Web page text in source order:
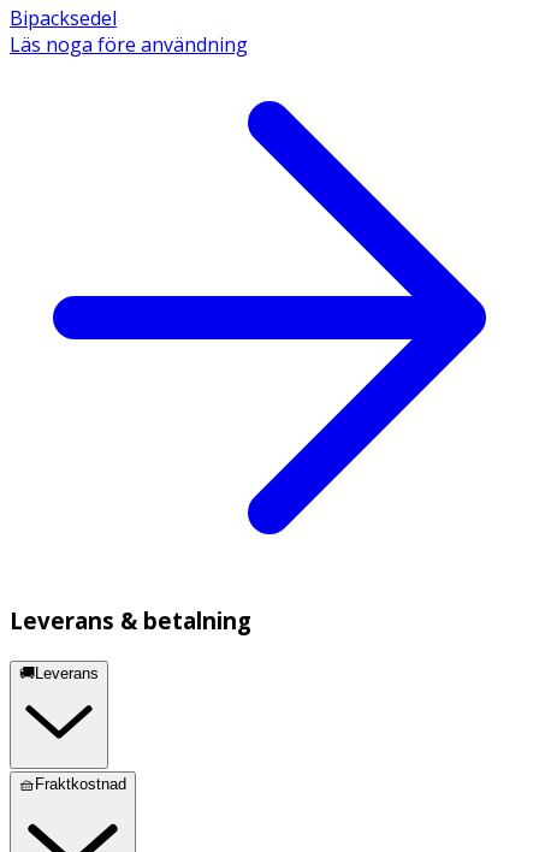
Bipacksedel
Läs noga före användning
Leverans & betalning
🚚Leverans
🧺Fraktkostnad